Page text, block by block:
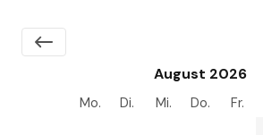
August 2026
Mo. Di. Mi. Do. Fr.